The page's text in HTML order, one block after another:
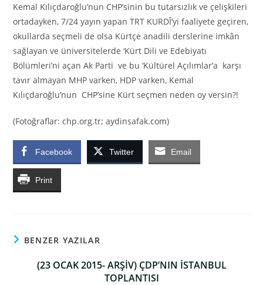
Kemal Kılıçdaroğlu’nun CHP’sinin bu tutarsızlık ve çelişkileri
ortadayken, 7/24 yayın yapan TRT KURDÎ’yi faaliyete geçiren,
okullarda seçmeli de olsa Kürtçe anadili derslerine imkân
sağlayan ve üniversitelerde ‘Kürt Dili ve Edebiyatı
Bölümleri’ni açan Ak Parti ve bu ‘Kültürel Açılımlar’a karşı
tavır almayan MHP varken, HDP varken, Kemal
Kılıçdaroğlu’nun CHP’sine Kürt seçmen neden oy versin?!
(Fotoğraflar: chp.org.tr; aydinsafak.com)
Facebook Twitter Email
Print
BENZER YAZILAR
(23 OCAK 2015- ARŞİV) ÇDP’NIN İSTANBUL
TOPLANTISI